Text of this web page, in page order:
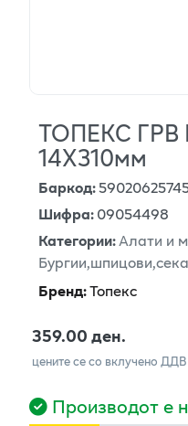
ТОПЕКС ГРВ
14Х310мм
Баркод:
Шифра:09054498
Категории:Алати и
Бренд:Топекс
359.00 ден.
цените се со вклучено ДДВ
Производот е